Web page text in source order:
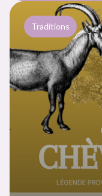
Traditions